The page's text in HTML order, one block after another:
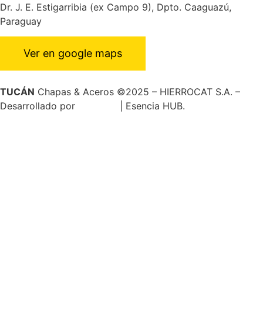
Dr. J. E. Estigarribia (ex Campo 9), Dpto. Caaguazú,
Paraguay
Ver en google maps
TUCÁN Chapas & Aceros ©️2025 – HIERROCAT S.A. –
Desarrollado por
| Esencia HUB.